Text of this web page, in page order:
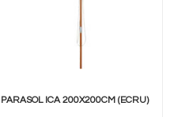
PARASOL ICA 200X200CM (ECRU)